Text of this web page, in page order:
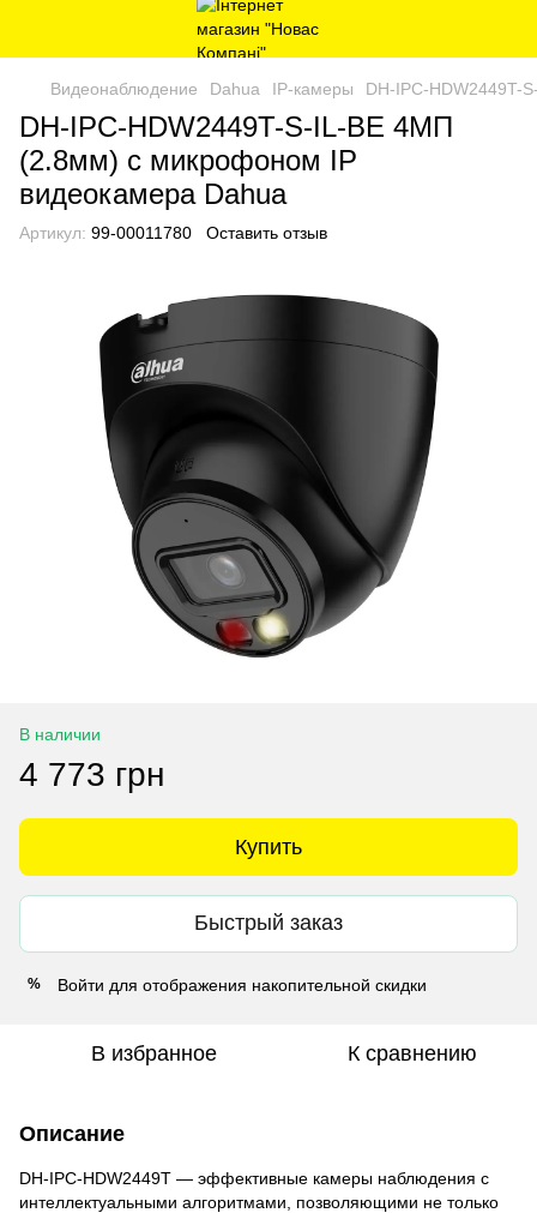
Видеонаблюдение Dahua IP-камеры DH-IPC-HDW2449T-
DH-IPC-HDW2449T-S-IL-BE 4МП
(2.8мм) с микрофоном IP
видеокамера Dahua
Артикул: 99-00011780 Оставить отзыв
В наличии
4 773 грн
Купить
Быстрый заказ
% Войти для отображения накопительной скидки
В избранное К сравнению
Описание
DH-IPC-HDW2449T — эффективные камеры наблюдения с
интеллектуальными алгоритмами, позволяющими не только